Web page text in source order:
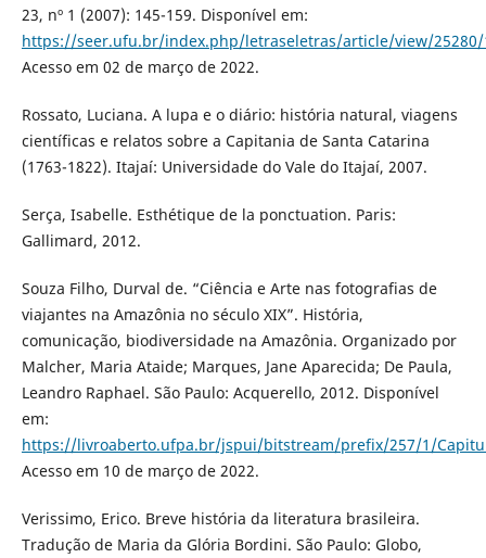
23, nº 1 (2007): 145-159. Disponível em:
https://seer.ufu.br/index.php/letraseletras/article/view/25280/
Acesso em 02 de março de 2022.
Rossato, Luciana. A lupa e o diário: história natural, viagens
científicas e relatos sobre a Capitania de Santa Catarina
(1763-1822). Itajaí: Universidade do Vale do Itajaí, 2007.
Serça, Isabelle. Esthétique de la ponctuation. Paris:
Gallimard, 2012.
Souza Filho, Durval de. “Ciência e Arte nas fotografias de
viajantes na Amazônia no século XIX”. História,
comunicação, biodiversidade na Amazônia. Organizado por
Malcher, Maria Ataide; Marques, Jane Aparecida; De Paula,
Leandro Raphael. São Paulo: Acquerello, 2012. Disponível
em:
https://livroaberto.ufpa.br/jspui/bitstream/prefix/257/1/
Acesso em 10 de março de 2022.
Verissimo, Erico. Breve história da literatura brasileira.
Tradução de Maria da Glória Bordini. São Paulo: Globo,